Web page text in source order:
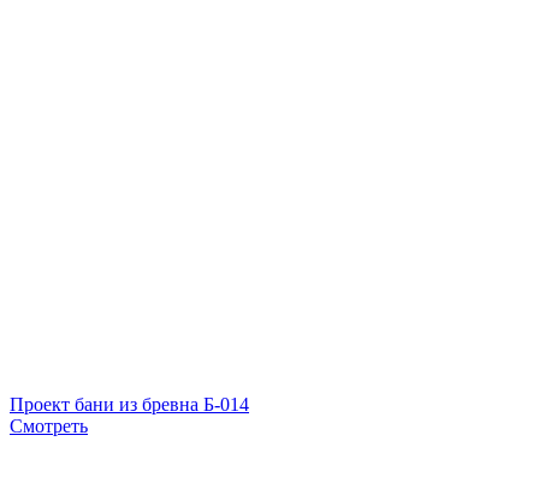
Проект бани из бревна Б-014
Смотреть